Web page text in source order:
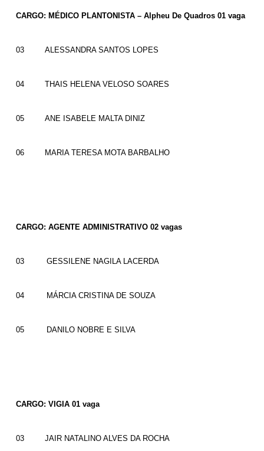
CARGO: MÉDICO PLANTONISTA – Alpheu De Quadros 01 vaga
03 ALESSANDRA SANTOS LOPES
04 THAIS HELENA VELOSO SOARES
05 ANE ISABELE MALTA DINIZ
06 MARIA TERESA MOTA BARBALHO
CARGO: AGENTE ADMINISTRATIVO 02 vagas
03 GESSILENE NAGILA LACERDA
04 MÁRCIA CRISTINA DE SOUZA
05 DANILO NOBRE E SILVA
CARGO: VIGIA 01 vaga
03 JAIR NATALINO ALVES DA ROCHA